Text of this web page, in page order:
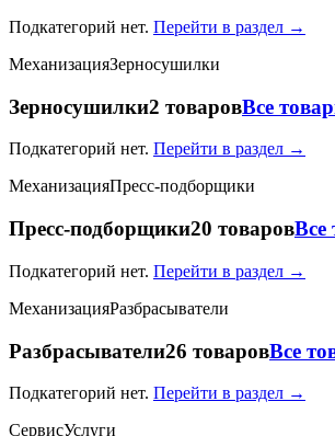
Подкатегорий нет. Перейти в раздел →
МеханизацияЗерносушилки
Зерносушилки2 товаровВсе
Подкатегорий нет. Перейти в раздел →
МеханизацияПресс-подборщики
Пресс-подборщики20 товаровВсе
Подкатегорий нет. Перейти в раздел →
МеханизацияРазбрасыватели
Разбрасыватели26 товаровВсе
Подкатегорий нет. Перейти в раздел →
СервисУслуги